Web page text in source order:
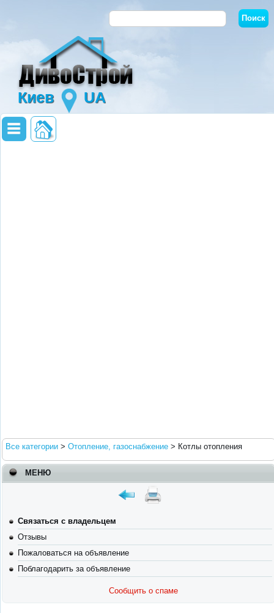
Киев UA
Все категории > Отопление, газоснабжение > Котлы отопления
МЕНЮ
Связаться с владельцем
Отзывы
Пожаловаться на объявление
Поблагодарить за объявление
Сообщить о спаме